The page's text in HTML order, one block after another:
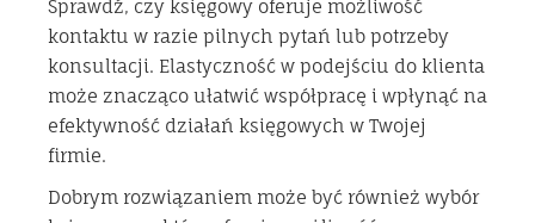
Sprawdź, czy księgowy oferuje możliwość
kontaktu w razie pilnych pytań lub potrzeby
konsultacji. Elastyczność w podejściu do klienta
może znacząco ułatwić współpracę i wpłynąć na
efektywność działań księgowych w Twojej
firmie.
Dobrym rozwiązaniem może być również wybór